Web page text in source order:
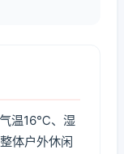
温16℃、湿
体户外休闲